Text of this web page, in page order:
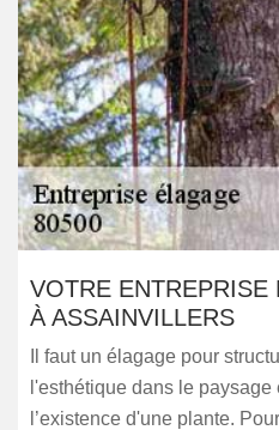
VOTRE ENTREPRISE
À ASSAINVILLERS
Il faut un élagage pour
l'esthétique dans le paysage
l’existence d'une plante.